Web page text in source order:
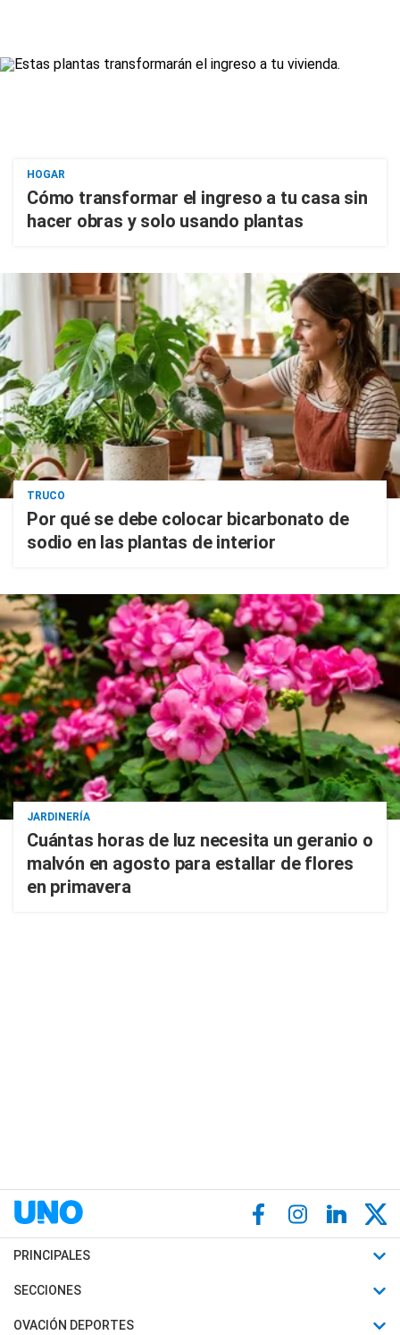
HOGAR
Cómo transformar el ingreso a tu casa sin
hacer obras y solo usando plantas
TRUCO
Por qué se debe colocar bicarbonato de
sodio en las plantas de interior
JARDINERÍA
Cuántas horas de luz necesita un geranio o
malvón en agosto para estallar de flores
en primavera
PRINCIPALES
Últimas Noticias
Política
SECCIONES
Horóscopo
OVACIÓN DEPORTES